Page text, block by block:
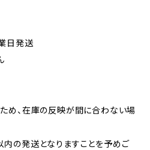
日発送
め、在庫の反映が間に合わない場
の発送となりますことを予めご